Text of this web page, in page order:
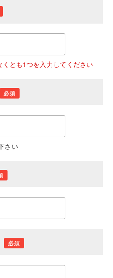
とも1つを入力してください
必須
さい
必須